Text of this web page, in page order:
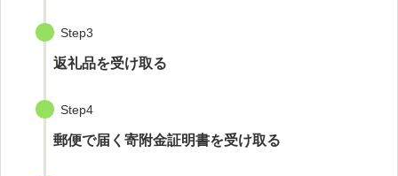
Step3
返礼品を受け取る
Step4
郵便で届く寄附金証明書を受け取る